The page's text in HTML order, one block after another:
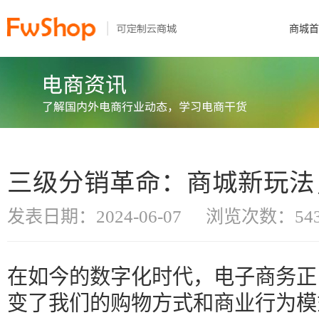
商城
三级分销革命：商城新玩
发表日期：2024-06-07 浏览次数：
在如今的数字化时代，电子商务
变了我们的购物方式和商业行为